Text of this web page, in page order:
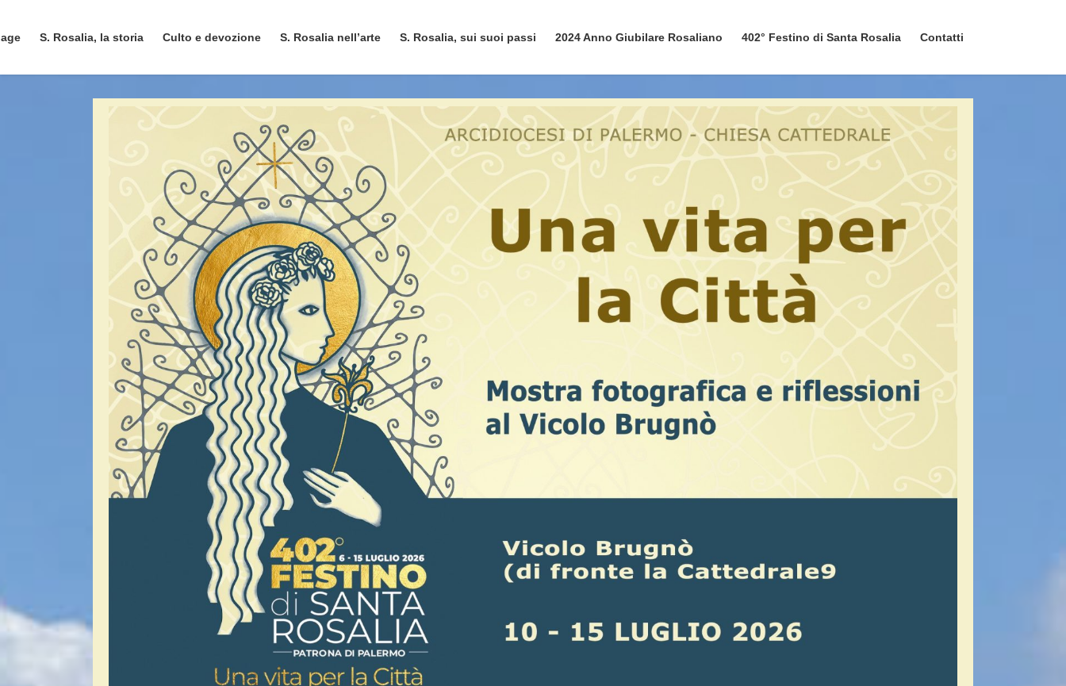
contenuto
navigazione
S. Rosalia, la storia Culto e devozione S. Rosalia nell’arte S. Rosalia, sui suoi passi 2024 Anno Giubilare Rosaliano 402° Festino di Santa Rosalia Contatti